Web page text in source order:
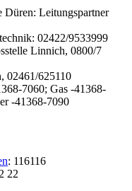
Düren: Leitungspartner
02422/9533999
Linnich, 0800/7
02461/625110
7060; Gas -41368-
-41368-7090
: 116116
22